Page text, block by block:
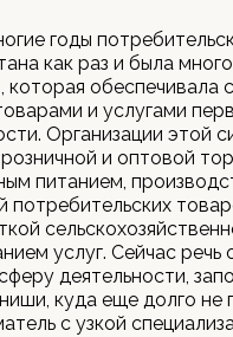
годы
как раз и была
которая обеспечивала
и услугами
Организации этой
и оптовой
питанием,
потребительских
услуг. Сейчас речь
деятельности,
куда еще долго не
с узкой